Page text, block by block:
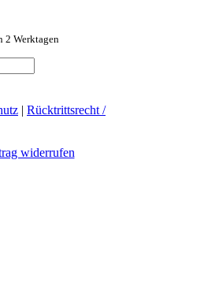
2 Werktagen
| Rücktrittsrecht /
widerrufen